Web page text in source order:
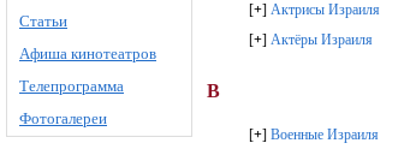
Статьи
Афиша кинотеатров
Телепрограмма
Фотогалереи
[+] Актрисы Израиля
[+] Актёры Израиля
В
[+] Военные Израиля